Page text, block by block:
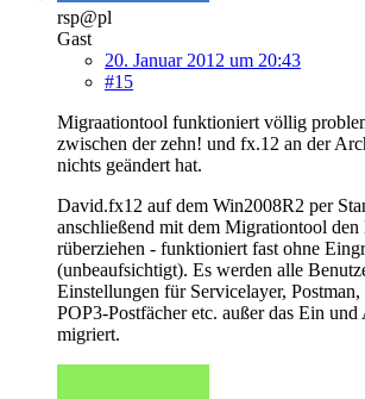
rsp@pl
Gast
20. Januar 2012 um 20:43
#15
Migraationtool funktioniert völlig
zwischen der zehn! und fx.12 an der
nichts geändert hat.
David.fx12 auf dem Win2008R2 per
anschließend mit dem Migrationtool
rüberziehen - funktioniert fast ohne
(unbeaufsichtigt). Es werden alle
Einstellungen für Servicelayer,
POP3-Postfächer etc. außer das Ein
migriert.